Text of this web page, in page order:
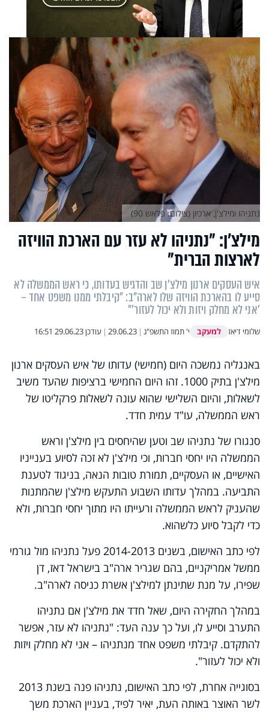
מילצ'ן: "נתניהו לא עזר עם הארכת הוויזה
לארצות הברית"
איש העסקים ארנון מילצ'ן שב והדגיש בעדותו, כי ראש הממשלה לא
סייע לו בהארכת הוויזה שלו לארה"ב: "קיבלתי ממנו משפט אחד –
'אני לא מחלק ויזות ולא יכול לעזור'"
שלומי דיאז למעקב י' תמוז התשפ"ג |
29.06.23
| עודכן29.06.23 16:51
נתניהו ומילצ'ן, ארכיון (צילום: פלאש 90)
באנגליה נמשכה היום (חמישי) עדותו של איש העסקים ארנון
מילצ'ן בתיק 1000. זהו היום החמישי ברציפות שהעד משיב
לשאלות, והיום השלישי שהוא עונה לשאלות פרקליטו של
ראש הממשלה, עו"ד עמית חדד.
סנגורו של נתניהו שב וטען שהיחסים בין מילצ'ן וראש
הממשלה היו יחסי חברות, וכי מילצ'ן לא זכה לסיוע בענייניו
האישיים, או העסקיים, תמורת טובות הנאה, בניגוד לטענת
התביעה. במהלך עדותו השבוע התעקש מילצ'ן שהמתנות
שהעניק לראש הממשלה ורעייתו היו מתוך יחסי חברות, ולא
כדי לקבל סיוע כלשהוא.
לפי כתב האישום, בשנים 2014-2013 פעל נתניהו מול גורמי
ממשל אמריקניים, בהם שגריר ארה"ב בישראל דאז, דן
שפירו, על מנת שתינתן למילצ'ן אשרת כניסה לארה"ב.
במהלך החקירה היום, שאל חדד את מילצ'ן אם נתניהו
התערב וסייע לו, ועל כך ענה העד: "נתניהו לא עזר, אפשר
להתקדם. קיבלתי משפט אחד מנתניהו – אני לא מחלק ויזות
ולא יכול לעזור".
בסוגייה אחרת, לפי כתב האישום, נתניהו פנה בשנת 2013
לשר האוצר באותה העת, יאיר לפיד, בעניין הארכת משך